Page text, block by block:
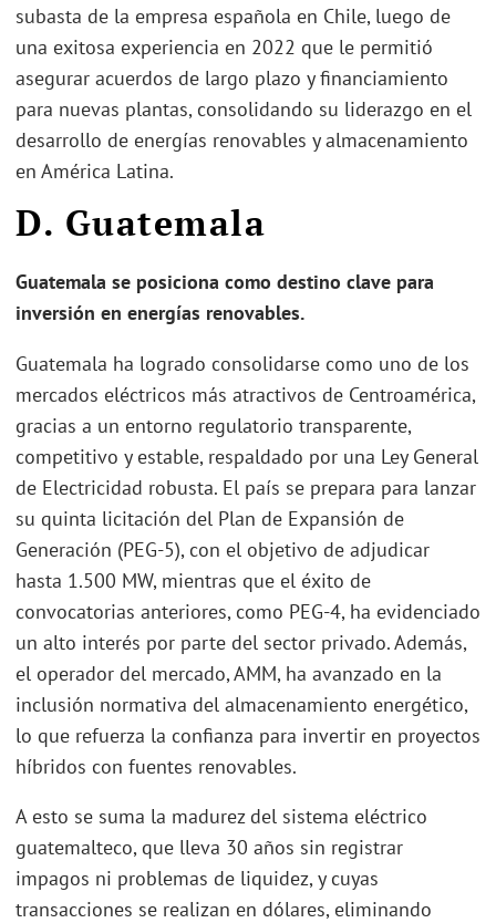
subasta de la empresa española en Chile, luego de
una exitosa experiencia en 2022 que le permitió
asegurar acuerdos de largo plazo y financiamiento
para nuevas plantas, consolidando su liderazgo en el
desarrollo de energías renovables y almacenamiento
en América Latina.
D. Guatemala
Guatemala se posiciona como destino clave para
inversión en energías renovables.
Guatemala ha logrado consolidarse como uno de los
mercados eléctricos más atractivos de Centroamérica,
gracias a un entorno regulatorio transparente,
competitivo y estable, respaldado por una Ley General
de Electricidad robusta. El país se prepara para lanzar
su quinta licitación del Plan de Expansión de
Generación (PEG-5), con el objetivo de adjudicar
hasta 1.500 MW, mientras que el éxito de
convocatorias anteriores, como PEG-4, ha evidenciado
un alto interés por parte del sector privado. Además,
el operador del mercado, AMM, ha avanzado en la
inclusión normativa del almacenamiento energético,
lo que refuerza la confianza para invertir en proyectos
híbridos con fuentes renovables.
A esto se suma la madurez del sistema eléctrico
guatemalteco, que lleva 30 años sin registrar
impagos ni problemas de liquidez, y cuyas
transacciones se realizan en dólares, eliminando